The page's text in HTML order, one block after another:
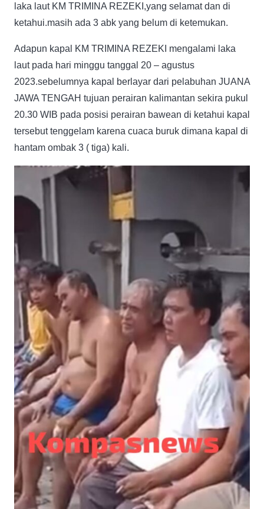
laka laut KM TRIMINA REZEKI,yang selamat dan di
ketahui.masih ada 3 abk yang belum di ketemukan.
Adapun kapal KM TRIMINA REZEKI mengalami laka
laut pada hari minggu tanggal 20 – agustus
2023.sebelumnya kapal berlayar dari pelabuhan JUANA
JAWA TENGAH tujuan perairan kalimantan sekira pukul
20.30 WIB pada posisi perairan bawean di ketahui kapal
tersebut tenggelam karena cuaca buruk dimana kapal di
hantam ombak 3 ( tiga) kali.